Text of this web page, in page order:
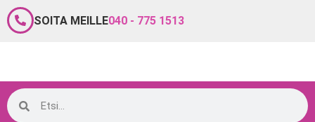
SOITA MEILLE040 - 775 1513